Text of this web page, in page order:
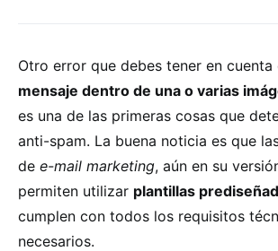
Otro error que debes tener en cuenta
mensaje dentro de una o varias
es una de las primeras cosas que
anti-spam. La buena noticia es que
de e-mail marketing, aún en su
permiten utilizar plantillas
cumplen con todos los requisitos
necesarios.